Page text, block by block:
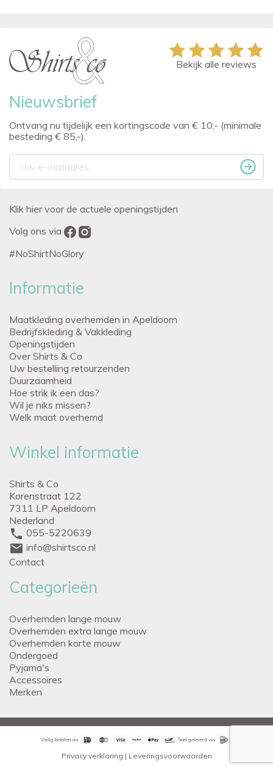
Nieuwsbrief
Ontvang nu tijdelijk een kortingscode van € 10,- (minimale
besteding € 85,-).
Bekijk alle reviews
Klik hier voor de actuele openingstijden
Volg ons via
#NoShirtNoGlory
Informatie
Maatkleding overhemden in Apeldoorn
Bedrijfskleding & Vakkleding
Openingstijden
Over Shirts & Co
Uw bestelling retourzenden
Duurzaamheid
Hoe strik ik een das?
Wil je niks missen?
Welk maat overhemd
Winkel informatie
Shirts & Co
Korenstraat 122
7311 LP Apeldoorn
Nederland
phone 055-5220639
mail info@shirtsco.nl
Contact
Categorieën
Overhemden lange mouw
Overhemden extra lange mouw
Overhemden korte mouw
Ondergoed
Pyjama's
Accessoires
Merken
Veilig betalen via Snel geleverd via
Privacy verklaring | Leveringsvoorwaarden